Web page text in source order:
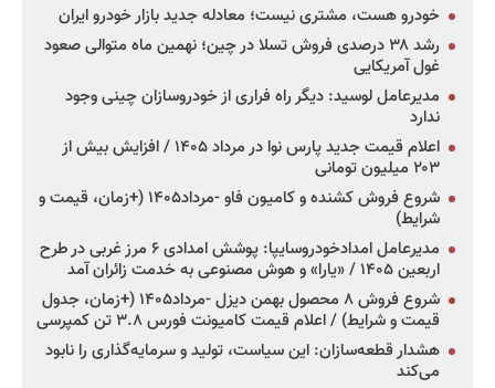
خودرو هست، مشتری نیست؛ معادله جدید بازار خودرو ایران
رشد ۳۸ درصدی فروش تسلا در چین؛ نهمین ماه متوالی صعود
غول آمریکایی
مدیرعامل لوسید: دیگر راه فراری از خودروسازان چینی وجود
ندارد
اعلام قیمت جدید پارس نوا در مرداد ۱۴۰۵ / افزایش بیش از
۲۰۳ میلیون تومانی
شروع فروش کشنده و کامیون فاو -مرداد۱۴۰۵ (+زمان، قیمت و
شرایط)
مدیرعامل امدادخودروسایپا: پوشش امدادی ۶ مرز غربی در طرح
اربعین ۱۴۰۵ / «یارا» و هوش مصنوعی به خدمت زائران آمد
شروع فروش ۸ محصول بهمن دیزل -مرداد۱۴۰۵ (+زمان، جدول
قیمت و شرایط) / اعلام قیمت کامیونت فورس ۳.۸ تن کمپرسی
هشدار قطعه‌سازان: این سیاست، تولید و سرمایه‌گذاری را نابود
می‌کند